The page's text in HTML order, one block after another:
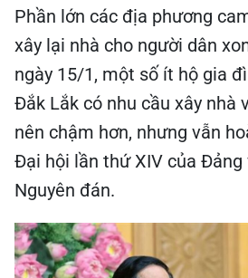
Phần lớn các địa phương
xây lại nhà cho người dân
ngày 15/1, một số ít hộ gia
Đắk Lắk có nhu cầu xây nhà
nên chậm hơn, nhưng vẫn
Đại hội lần thứ XIV của Đảng
Nguyên đán.